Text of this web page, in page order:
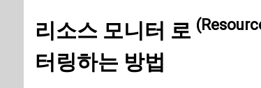
리소스 모니터 로
터링하는 방법